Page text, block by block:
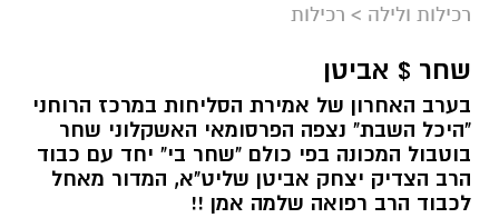
רכילות ולילה > רכילות
שחר $ אביטן
בערב האחרון של אמירת הסליחות במרכז הרוחני
"היכל השבת" נצפה הפרסומאי האשקלוני שחר
בוטבול המכונה בפי כולם "שחר בי" יחד עם כבוד
הרב הצדיק יצחק אביטן שליט"א, המדור מאחל
לכבוד הרב רפואה שלמה אמן !!